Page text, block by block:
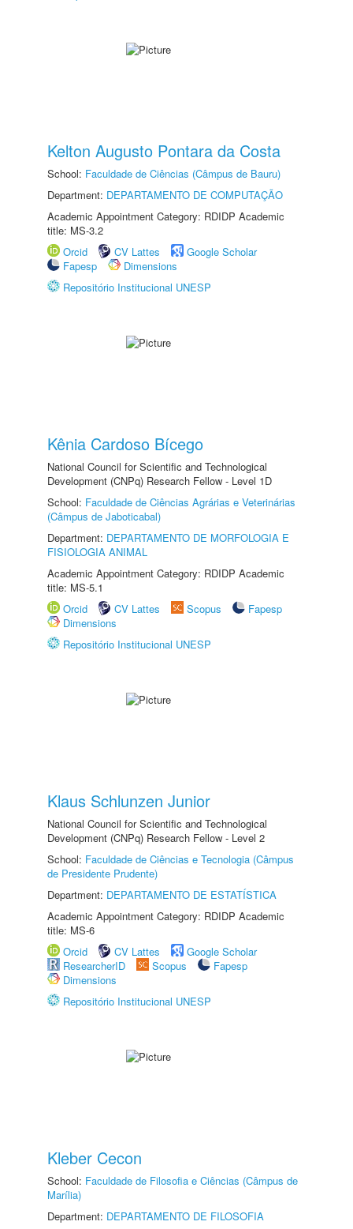
Kelton Augusto Pontara da Costa
School: Faculdade de Ciências (Câmpus de Bauru)
Department: DEPARTAMENTO DE COMPUTAÇÃO
Academic Appointment Category: RDIDP Academic
title: MS-3.2
Orcid
CV Lattes
Google Scholar
Fapesp
Dimensions
Repositório Institucional UNESP
Kênia Cardoso Bícego
National Council for Scientific and Technological
Development (CNPq) Research Fellow - Level 1D
School: Faculdade de Ciências Agrárias e Veterinárias
(Câmpus de Jaboticabal)
Department: DEPARTAMENTO DE MORFOLOGIA E
FISIOLOGIA ANIMAL
Academic Appointment Category: RDIDP Academic
title: MS-5.1
Orcid
CV Lattes Scopus
Fapesp
Dimensions
Repositório Institucional UNESP
Klaus Schlunzen Junior
National Council for Scientific and Technological
Development (CNPq) Research Fellow - Level 2
School: Faculdade de Ciências e Tecnologia (Câmpus
de Presidente Prudente)
Department: DEPARTAMENTO DE ESTATÍSTICA
Academic Appointment Category: RDIDP Academic
title: MS-6
Orcid
CV Lattes
Google Scholar
ResearcherID
Scopus
Fapesp
Dimensions
Repositório Institucional UNESP
Kleber Cecon
School: Faculdade de Filosofia e Ciências (Câmpus de
Marília)
Department: DEPARTAMENTO DE FILOSOFIA